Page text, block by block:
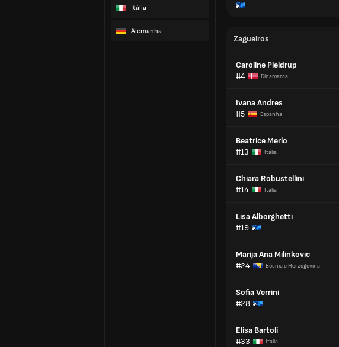
Itália
Alemanha
Zagueiros
Caroline Pleidrup
#4
Dinamarca
Ivana Andres
#5
Espanha
Beatrice Merlo
#13
Itália
Chiara Robustellini
#14
Itália
Lisa Alborghetti
#19
Marija Ana Milinkovic
#24
Bósnia e Herzegovina
Sofia Verrini
#28
Elisa Bartoli
#33
Itália